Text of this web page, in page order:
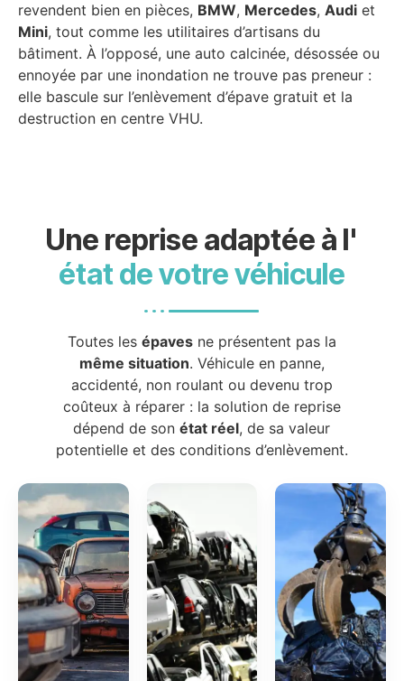
revendent bien en pièces, BMW, Mercedes, Audi et
Mini, tout comme les utilitaires d’artisans du
bâtiment. À l’opposé, une auto calcinée, désossée ou
ennoyée par une inondation ne trouve pas preneur :
elle bascule sur l’enlèvement d’épave gratuit et la
destruction en centre VHU.
Une reprise adaptée à l'
état de votre véhicule
Toutes les épavesne présentent pas la
même situation. Véhicule en panne,
accidenté, non roulant ou devenu trop
coûteux à réparer : la solution de reprise
dépend de sonétat réel, de sa valeur
potentielle et des conditions d’enlèvement.